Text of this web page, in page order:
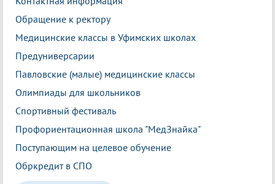
Обращение к ректору
Медицинские классы в Уфимских школах
Предуниверсарии
Павловские (малые) медицинские классы
Олимпиады для школьников
Спортивный фестиваль
Профориентационная школа "МедЗнайка"
Поступающим на целевое обучение
Обркредит в СПО